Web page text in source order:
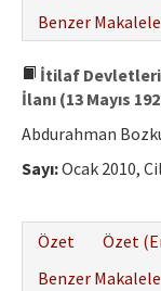
Benzer
İtilaf
İlanı (13 Mayıs
Abdurahman
Sayı:Ocak 2010,
Özet
Özet
Benzer